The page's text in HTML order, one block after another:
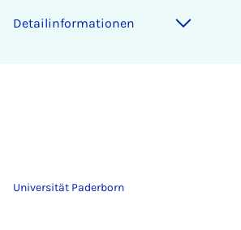
Detailinformationen
Universität Paderborn